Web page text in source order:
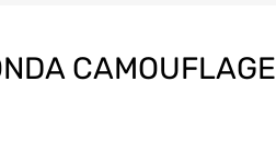
CAMOUFLAGE